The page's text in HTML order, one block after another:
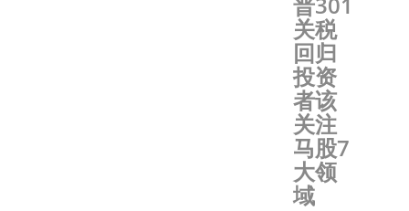
关税
回归
投资
者该
关注
马股7
大领
域